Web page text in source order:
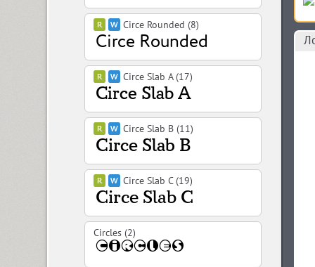
Circe Rounded (8)
Circe Slab A (17)
Circe Slab B (11)
Circe Slab C (19)
Circles (2)